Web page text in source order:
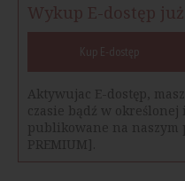
Wykup E-dostęp
Kup E-dostęp
Aktywujac E-dostęp,
czasie bądź w określonej
publikowane na naszym
PREMIUM].